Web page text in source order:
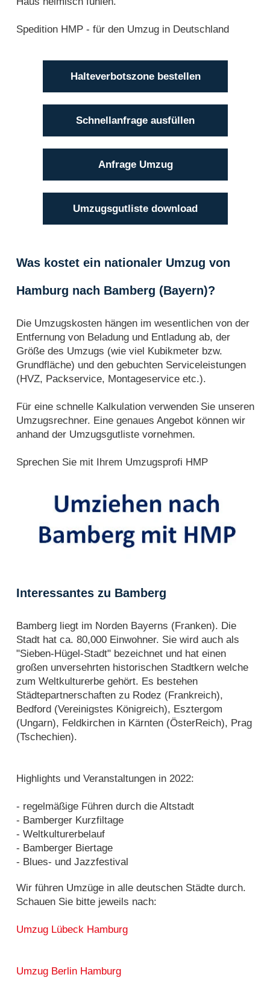
Spedition HMP - für den Umzug in Deutschland
Halteverbotszone bestellen
Schnellanfrage ausfüllen
Anfrage Umzug
Umzugsgutliste download
Was kostet ein nationaler Umzug von
Hamburg nach Bamberg (Bayern)?
Die Umzugskosten hängen im wesentlichen von der
Entfernung von Beladung und Entladung ab, der
Größe des Umzugs (wie viel Kubikmeter bzw.
Grundfläche) und den gebuchten Serviceleistungen
(HVZ, Packservice, Montageservice etc.).
Für eine schnelle Kalkulation verwenden Sie unseren
Umzugsrechner. Eine genaues Angebot können wir
anhand der Umzugsgutliste vornehmen.
Sprechen Sie mit Ihrem Umzugsprofi HMP
Interessantes zu Bamberg
Bamberg liegt im Norden Bayerns (Franken). Die
Stadt hat ca. 80,000 Einwohner. Sie wird auch als
"Sieben-Hügel-Stadt" bezeichnet und hat einen
großen unversehrten historischen Stadtkern welche
zum Weltkulturerbe gehört. Es bestehen
Städtepartnerschaften zu Rodez (Frankreich),
Bedford (Vereinigstes Königreich), Esztergom
(Ungarn), Feldkirchen in Kärnten (ÖsterReich), Prag
(Tschechien).
Highlights und Veranstaltungen in 2022:
- regelmäßige Führen durch die Altstadt
- Bamberger Kurzfiltage
- Weltkulturerbelauf
- Bamberger Biertage
- Blues- und Jazzfestival
Wir führen Umzüge in alle deutschen Städte durch.
Schauen Sie bitte jeweils nach:
Umzug Lübeck Hamburg
Umzug Berlin Hamburg